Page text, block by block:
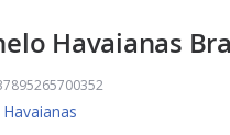
Havaianas
Havaianas